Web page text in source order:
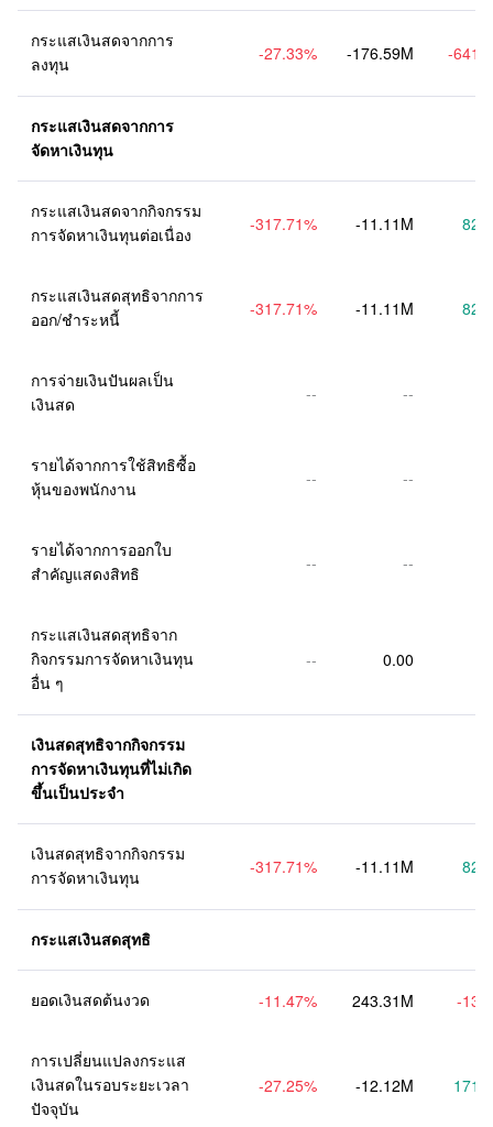
กระแสเงินสดจากการ
ลงทุน
-27.33% -176.59M -
กระแสเงินสดจากการ
จัดหาเงินทุน
กระแสเงินสดจากกิจกรรม
การจัดหาเงินทุนต่อเนื่อง
-317.71% -11.11M
กระแสเงินสดสุทธิจากการ
ออก/ชำระหนี้
-317.71% -11.11M
การจ่ายเงินปันผลเป็น
เงินสด
-- --
รายได้จากการใช้สิทธิซื้อ
หุ้นของพนักงาน
-- --
รายได้จากการออกใบ
สำคัญแสดงสิทธิ
-- --
กระแสเงินสดสุทธิจาก
กิจกรรมการจัดหาเงินทุน
อื่น ๆ
-- 0.00
เงินสดสุทธิจากกิจกรรม
การจัดหาเงินทุนที่ไม่เกิด
ขึ้นเป็นประจำ
เงินสดสุทธิจากกิจกรรม
การจัดหาเงินทุน
-317.71% -11.11M
กระแสเงินสดสุทธิ
ยอดเงินสดต้นงวด -11.47% 243.31M -
การเปลี่ยนแปลงกระแส
เงินสดในรอบระยะเวลา
ปัจจุบัน
-27.25% -12.12M